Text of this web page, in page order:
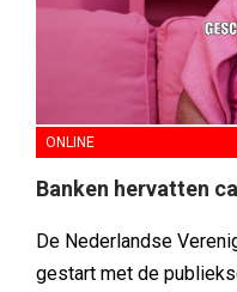
ONLINE
Banken hervatten
De Nederlandse
gestart met de